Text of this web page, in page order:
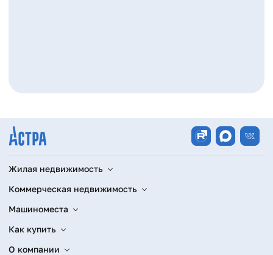
Жилая недвижимость
Коммерческая недвижимость
Машиноместа
Как купить
О компании